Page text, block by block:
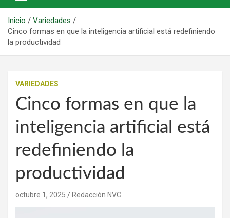
Inicio
Variedades
Cinco formas en que la inteligencia artificial está redefiniendo
la productividad
VARIEDADES
Cinco formas en que la
inteligencia artificial está
redefiniendo la
productividad
octubre 1, 2025 Redacción NVC